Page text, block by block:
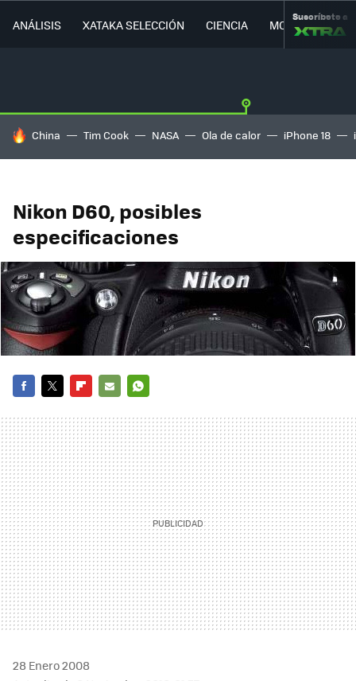
ANÁLISIS XATAKA SELECCIÓN CIENCIA MOVILIDAD
Suscríbete a
HOY SE HABLA DE
China Tim Cook NASA Ola de calor iPhone 18
Nikon D60, posibles
especificaciones
MAIL
28 Enero 2008